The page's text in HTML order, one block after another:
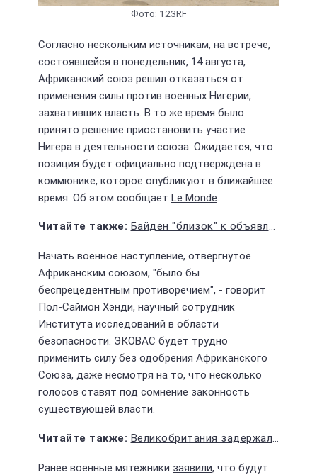
Фото: 123RF
Согласно нескольким источникам, на встрече,
состоявшейся в понедельник, 14 августа,
Африканский союз решил отказаться от
применения силы против военных Нигерии,
захвативших власть. В то же время было
принято решение приостановить участие
Нигера в деятельности союза. Ожидается, что
позиция будет официально подтверждена в
коммюнике, которое опубликуют в ближайшее
время. Об этом сообщает Le Monde
Байден "близок" к объявлению "чрезвычайной климатической ситуации"
Начать военное наступление, отвергнутое
Африканским союзом, "было бы
беспрецедентным противоречием", - говорит
Пол-Саймон Хэнди, научный сотрудник
Института исследований в области
безопасности. ЭКОВАС будет трудно
применить силу без одобрения Африканского
Союза, даже несмотря на то, что несколько
голосов ставят под сомнение законность
существующей власти.
Великобритания задержала трех граждан Болгарии за шпионаж в пользу России
Ранее военные мятежники заявили, что будут